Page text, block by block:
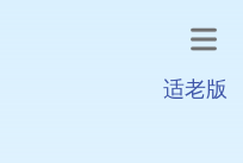
适老版